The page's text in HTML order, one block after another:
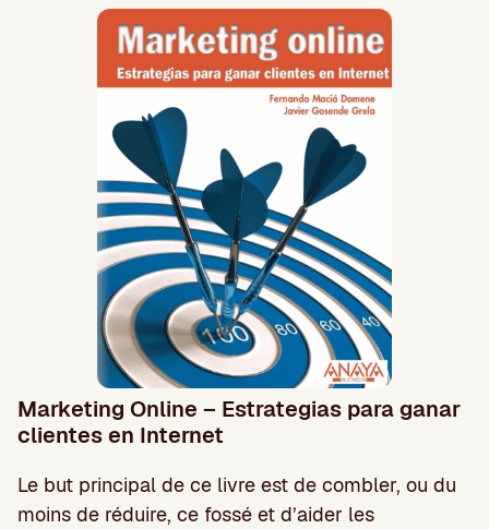
Marketing Online – Estrategias para ganar
clientes en Internet
Le but principal de ce livre est de combler, ou du
moins de réduire, ce fossé et d’aider les